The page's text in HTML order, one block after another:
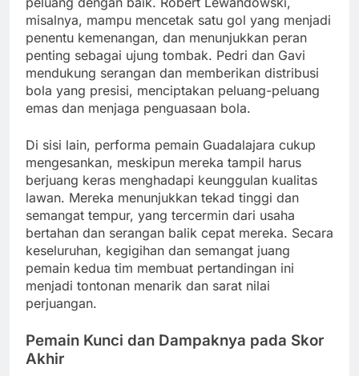
misalnya, mampu mencetak satu gol yang menjadi
penentu kemenangan, dan menunjukkan peran
penting sebagai ujung tombak. Pedri dan Gavi
mendukung serangan dan memberikan distribusi
bola yang presisi, menciptakan peluang-peluang
emas dan menjaga penguasaan bola.
Di sisi lain, performa pemain Guadalajara cukup
mengesankan, meskipun mereka tampil harus
berjuang keras menghadapi keunggulan kualitas
lawan. Mereka menunjukkan tekad tinggi dan
semangat tempur, yang tercermin dari usaha
bertahan dan serangan balik cepat mereka. Secara
keseluruhan, kegigihan dan semangat juang
pemain kedua tim membuat pertandingan ini
menjadi tontonan menarik dan sarat nilai
perjuangan.
Pemain Kunci dan Dampaknya pada Skor
Akhir